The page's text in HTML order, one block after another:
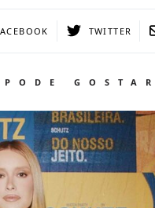
TWITTER
GOSTAR